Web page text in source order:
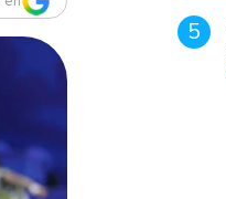
5